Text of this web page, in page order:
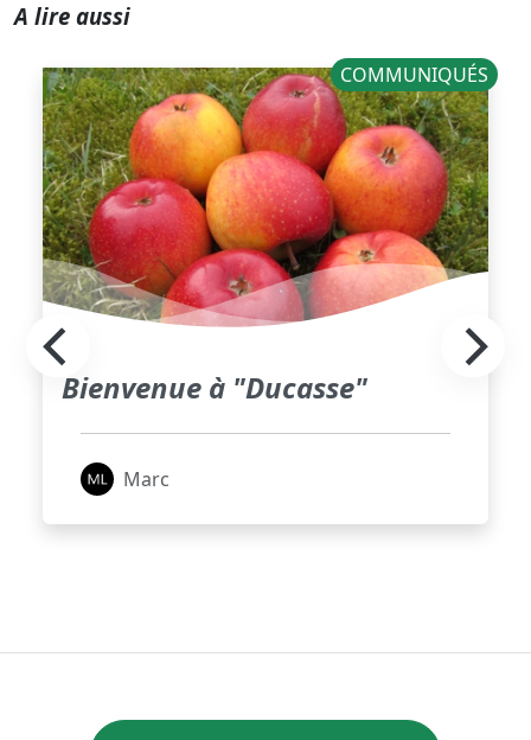
A lire aussi
COMMUNIQUÉS
Bienvenue à "Ducasse"
Marc